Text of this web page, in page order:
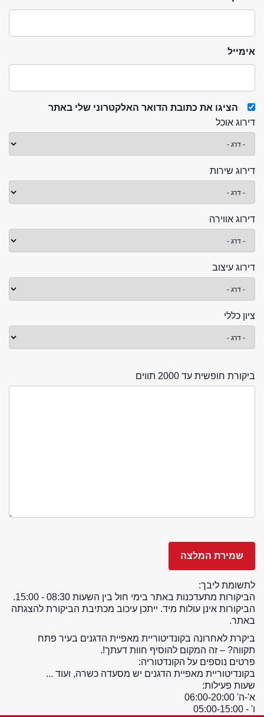
אימייל
הציגו את כתובת הדואר האלקטרוני שלי באתר
דירוג אוכל
דירוג שירות
דירוג אווירה
דירוג עיצוב
ציון כללי
ביקורת חופשית עד 2000 תווים
לתשומת ליבך:
הביקורות מתעדכנות באתר בימי חול בין השעות 08:30 - 15:00.
הביקורות אינן עולות מיד. ייתכן עיכוב מכתיבת הביקורת להצגתה
באתר.
ביקרת לאחרונה בקונדיטוריית מאפיית הדגנים בעיר פתח
תקווה? – זה המקום להוסיף חוות דעתך!.
פרטים נוספים על הקונדטוריה:
בקונדיטוריית מאפיית הדגנים יש מסעדה כשרה, ועוד ...
שעות פעילות:
א'-ה' 06:00-20:00
ו' - 05:00-15:00